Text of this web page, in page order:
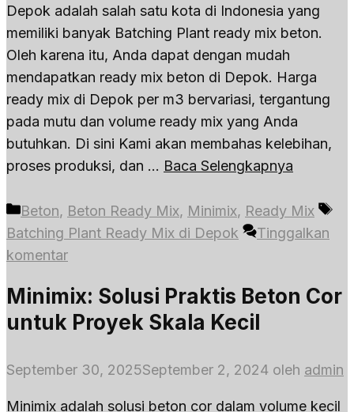
Depok adalah salah satu kota di Indonesia yang
memiliki banyak Batching Plant ready mix beton.
Oleh karena itu, Anda dapat dengan mudah
mendapatkan ready mix beton di Depok. Harga
ready mix di Depok per m3 bervariasi, tergantung
pada mutu dan volume ready mix yang Anda
butuhkan. Di sini Kami akan membahas kelebihan,
proses produksi, dan … Baca Selengkapnya
Kategori
Beton, Beton Ready Mix, Minimix, Ready Mix
Batching Plant Ready Mix di Depok
Tinggalkan
komentar
Minimix: Solusi Praktis Beton Cor
untuk Proyek Skala Kecil
September 30, 2025September 2, 2024 oleh admin
Minimix adalah solusi beton cor dalam volume kecil